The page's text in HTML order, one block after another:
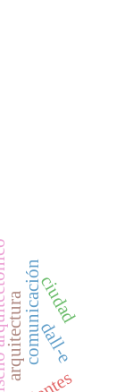
arquitecturacomunicaciónciudad
dall-e